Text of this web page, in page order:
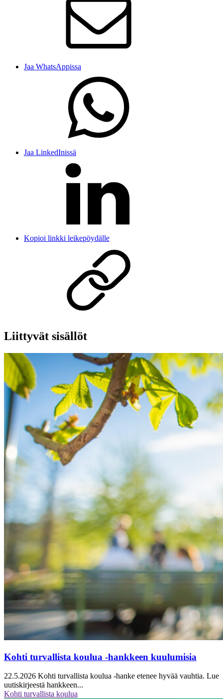
Jaa WhatsAppissa
Jaa LinkedInissä
Kopioi linkki leikepöydälle
Liittyvät sisällöt
Kohti turvallista koulua -hankkeen kuulumisia
22.5.2026 Kohti turvallista koulua -hanke etenee hyvää vauhtia. Lue
uutiskirjeestä hankkeen...
Kohti turvallista koulua